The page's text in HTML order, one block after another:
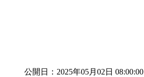
公開日：2025年05月02日 08:00:00